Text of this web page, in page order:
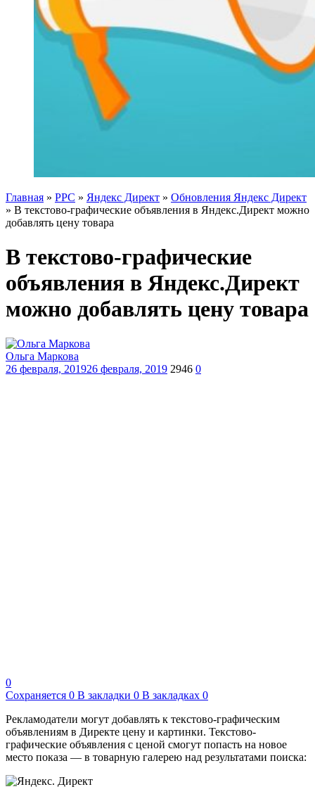
Главная » PPC » Яндекс Директ » Обновления Яндекс Директ
» В текстово-графические объявления в Яндекс.Директ можно
добавлять цену товара
В текстово-графические
объявления в Яндекс.Директ
можно добавлять цену товара
Ольга Маркова
26 февраля, 201926 февраля, 2019 2946 0
0
Сохраняется 0 В закладки 0 В закладках 0
Рекламодатели могут добавлять к текстово-графическим
объявлениям в Директе цену и картинки. Текстово-
графические объявления с ценой смогут попасть на новое
место показа — в товарную галерею над результатами поиска: